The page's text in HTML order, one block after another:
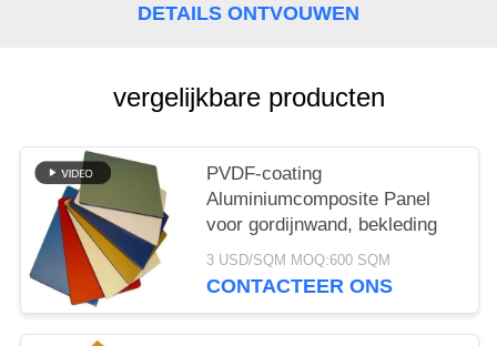
DETAILS ONTVOUWEN
vergelijkbare producten
PVDF-coating
Aluminiumcomposite Panel
voor gordijnwand, bekleding
3 USD/SQM MOQ:600 SQM
CONTACTEER ONS